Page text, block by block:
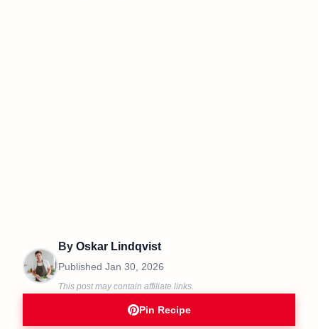
By Oskar Lindqvist
Published Jan 30, 2026
This post may contain affiliate links.
Pin Recipe